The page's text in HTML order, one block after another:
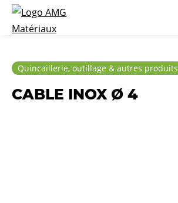
Quincaillerie, outillage & autres produits
CABLE INOX Ø 4